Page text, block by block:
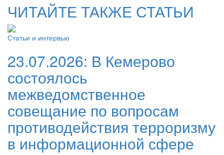
ЧИТАЙТЕ ТАКЖЕ СТАТЬИ
Статьи и интервью
23.07.2026: В Кемерово
состоялось
межведомственное
совещание по вопросам
противодействия терроризму
в информационной сфере